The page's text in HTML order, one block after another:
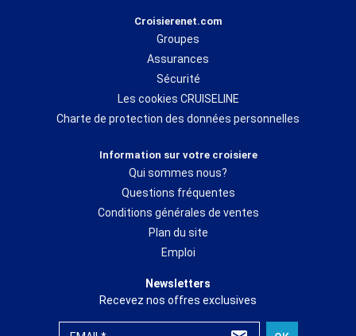
Croisierenet.com
Groupes
Assurances
Sécurité
Les cookies CRUISELINE
Charte de protection des données personnelles
Information sur votre croisiere
Qui sommes nous?
Questions fréquentes
Conditions générales de ventes
Plan du site
Emploi
Newsletters
Recevez nos offres exclusives